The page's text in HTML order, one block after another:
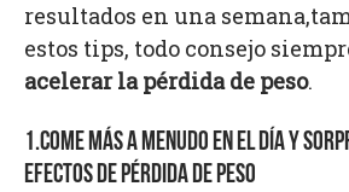
resultados en una
estos tips, todo consejo
acelerar la pérdida de peso.
1.COME MÁS A MENUDO EN EL DÍA Y
EFECTOS DE PÉRDIDA DE PESO